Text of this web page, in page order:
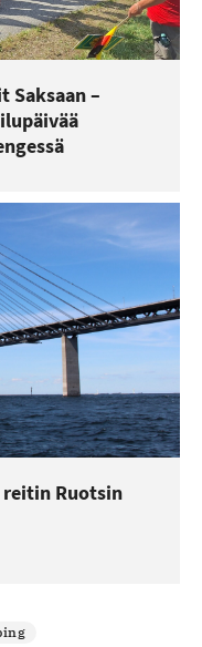
Saksaan –
Ruotsin